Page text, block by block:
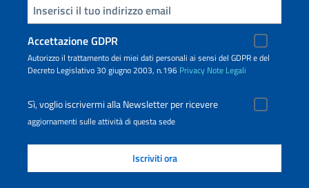
Inserisci la tua email
Accettazione GDPR
Autorizzo il trattamento dei miei dati personali ai sensi del GDPR e del
Decreto Legislativo 30 giugno 2003, n.196 Privacy Note Legali
Sì, voglio iscrivermi alla Newsletter per ricevere
aggiornamenti sulle attività di questa sede